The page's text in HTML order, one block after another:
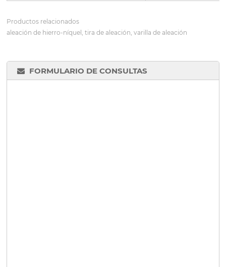
Productos relacionados
aleación de hierro-níquel, tira de aleación, varilla de aleación
FORMULARIO DE CONSULTAS